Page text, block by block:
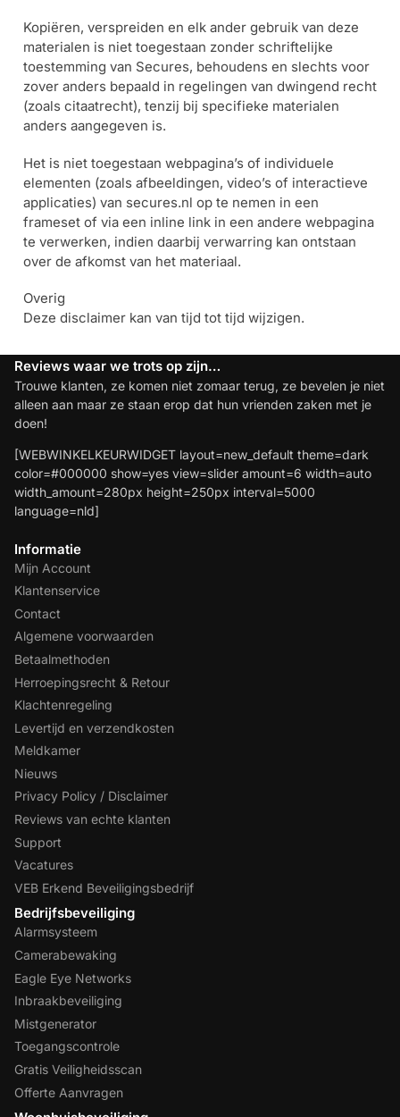
Kopiëren, verspreiden en elk ander gebruik van deze
materialen is niet toegestaan zonder schriftelijke
toestemming van Secures, behoudens en slechts voor
zover anders bepaald in regelingen van dwingend recht
(zoals citaatrecht), tenzij bij specifieke materialen
anders aangegeven is.
Het is niet toegestaan webpagina’s of individuele
elementen (zoals afbeeldingen, video’s of interactieve
applicaties) van secures.nl op te nemen in een
frameset of via een inline link in een andere webpagina
te verwerken, indien daarbij verwarring kan ontstaan
over de afkomst van het materiaal.
Overig
Deze disclaimer kan van tijd tot tijd wijzigen.
Reviews waar we trots op zijn…
Trouwe klanten, ze komen niet zomaar terug, ze bevelen je niet
alleen aan maar ze staan erop dat hun vrienden zaken met je
doen!
[WEBWINKELKEURWIDGET layout=new_default theme=dark
color=#000000 show=yes view=slider amount=6 width=auto
width_amount=280px height=250px interval=5000
language=nld]
Informatie
Mijn Account
Klantenservice
Contact
Algemene voorwaarden
Betaalmethoden
Herroepingsrecht & Retour
Klachtenregeling
Levertijd en verzendkosten
Meldkamer
Nieuws
Privacy Policy / Disclaimer
Reviews van echte klanten
Support
Vacatures
VEB Erkend Beveiligingsbedrijf
Bedrijfsbeveiliging
Alarmsysteem
Camerabewaking
Eagle Eye Networks
Inbraakbeveiliging
Mistgenerator
Toegangscontrole
Gratis Veiligheidsscan
Offerte Aanvragen